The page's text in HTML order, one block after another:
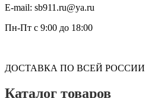
E-mail: sb911.ru@ya.ru
Пн-Пт с 9:00 до 18:00
ДОСТАВКА ПО ВСЕЙ РОССИИ
Каталог товаров